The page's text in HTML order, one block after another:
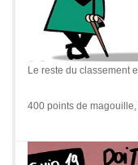
Le reste du classement
400 points de